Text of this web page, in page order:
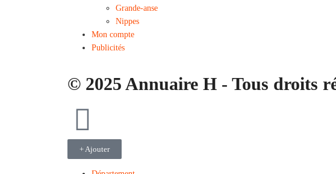
Grande-anse
Nippes
Mon compte
Publicités
© 2025 Annuaire H - Tous droits
+ Ajouter